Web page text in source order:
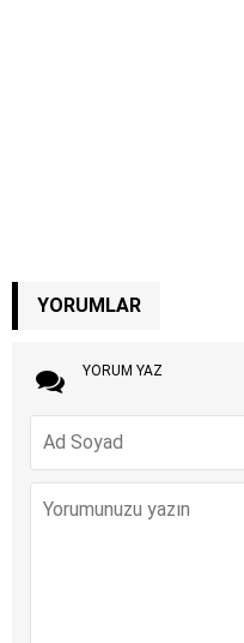
YORUMLAR
YORUM YAZ